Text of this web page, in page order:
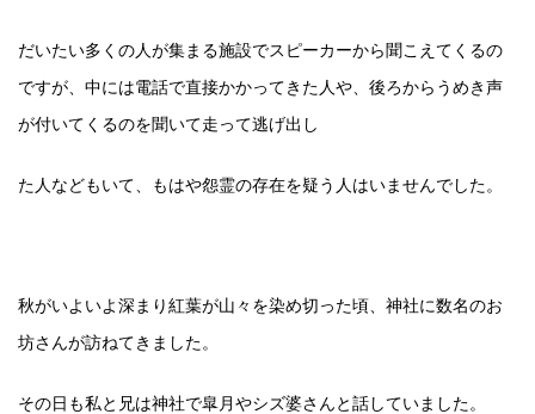
だいたい多くの人が集まる施設でスピーカーから聞こえてくるの
ですが、中には電話で直接かかってきた人や、後ろからうめき声
が付いてくるのを聞いて走って逃げ出し
た人などもいて、もはや怨霊の存在を疑う人はいませんでした。
秋がいよいよ深まり紅葉が山々を染め切った頃、神社に数名のお
坊さんが訪ねてきました。
その日も私と兄は神社で皐月やシズ婆さんと話していました。